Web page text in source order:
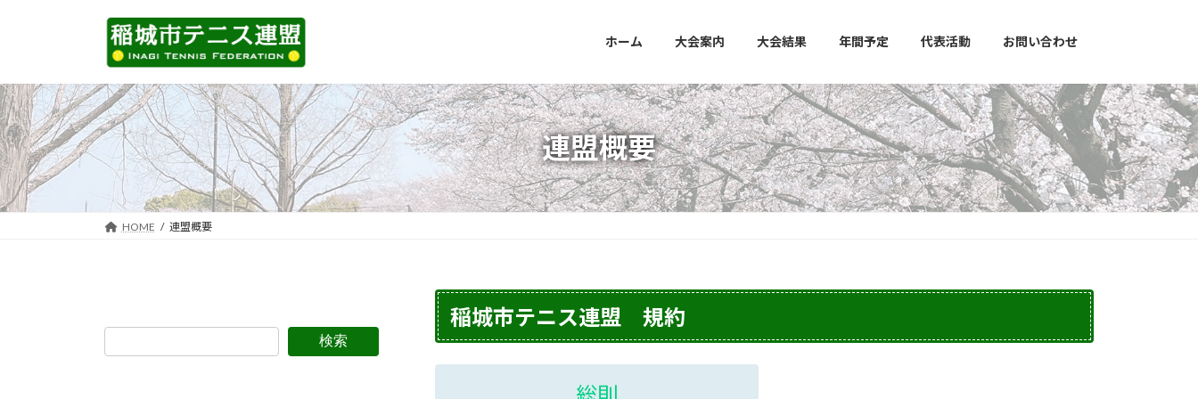
ツ
へ
ス
キ
ッ
プ
シ
ョ
ン
に
移
動
ホーム 大会案内 大会結果 年間予定 代表活動 お問い合わせ
連盟概要
HOME 連盟概要
稲城市テニス連盟 規約
総則
検索